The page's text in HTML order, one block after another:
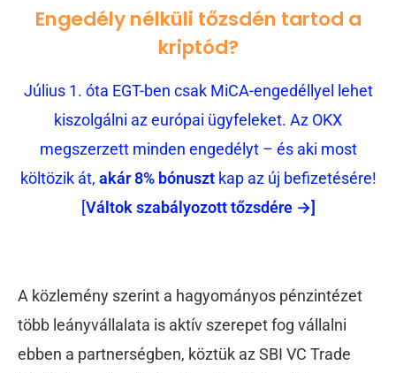
Engedély nélküli tőzsdén tartod a
kriptód?
Július 1. óta EGT-ben csak MiCA-engedéllyel lehet
kiszolgálni az európai ügyfeleket. Az OKX
megszerzett minden engedélyt – és aki most
költözik át, akár 8% bónusztkap az új befizetésére!
[Váltok szabályozott tőzsdére →]
A közlemény szerint a hagyományos pénzintézet
több leányvállalata is aktív szerepet fog vállalni
ebben a partnerségben, köztük az SBI VC Trade